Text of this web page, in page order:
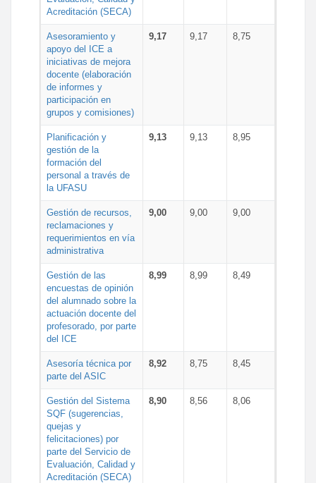
Acreditación (SECA)
Asesoramiento y
apoyo del ICE a
iniciativas de mejora
docente (elaboración
de informes y
participación en
grupos y comisiones)
9,17 9,17 8,75
Planificación y
gestión de la
formación del
personal a través de
la UFASU
9,13 9,13 8,95
Gestión de recursos,
reclamaciones y
requerimientos en vía
administrativa
9,00 9,00 9,00
Gestión de las
encuestas de opinión
del alumnado sobre la
actuación docente del
profesorado, por parte
del ICE
8,99 8,99 8,49
Asesoría técnica por
parte del ASIC
8,92 8,75 8,45
Gestión del Sistema
SQF (sugerencias,
quejas y
felicitaciones) por
parte del Servicio de
Evaluación, Calidad y
Acreditación (SECA)
8,90 8,56 8,06